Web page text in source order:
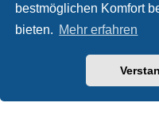
bestmöglichen Komfort
bieten. Mehr erfahren